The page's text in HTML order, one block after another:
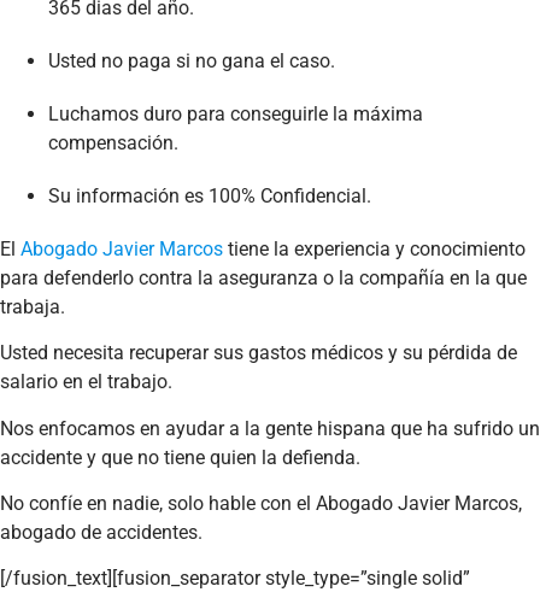
365 dias del año.
Usted no paga si no gana el caso.
Luchamos duro para conseguirle la máxima
compensación.
Su información es 100% Confidencial.
El Abogado Javier Marcos tiene la experiencia y conocimiento
para defenderlo contra la aseguranza o la compañía en la que
trabaja.
Usted necesita recuperar sus gastos médicos y su pérdida de
salario en el trabajo.
Nos enfocamos en ayudar a la gente hispana que ha sufrido un
accidente y que no tiene quien la defienda.
No confíe en nadie, solo hable con el Abogado Javier Marcos,
abogado de accidentes.
[/fusion_text][fusion_separator style_type=”single solid”